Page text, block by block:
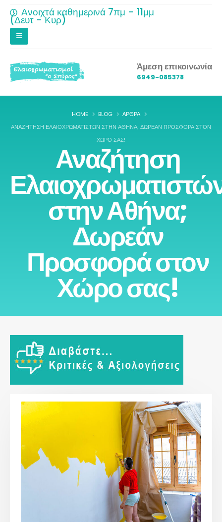
Ανοιχτά καθημερινά 7πμ - 11μμ
(Δευτ - Κυρ)
Άμεση επικοινωνία
6949-085378
HOME BLOG
ΆΡΘΡΑ
ΑΝΑΖΉΤΗΣΗ ΕΛΑΙΟΧΡΩΜΑΤΙΣΤΏΝ ΣΤΗΝ ΑΘΉΝΑ; ΔΩΡΕΆΝ ΠΡΟΣΦΟΡΆ ΣΤΟΝ
ΧΏΡΟ ΣΑΣ!
Αναζήτηση
στην Αθήνα;
Δωρεάν
Προσφορά στον
Χώρο σας!